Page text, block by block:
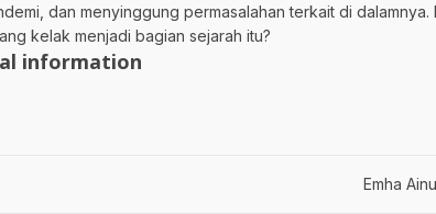
dan menyinggung permasalahan terkait di
kelak menjadi bagian sejarah itu?
information
Emha